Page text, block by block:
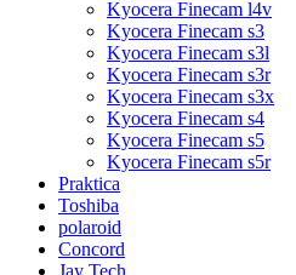
Kyocera Finecam l4v
Kyocera Finecam s3
Kyocera Finecam s3l
Kyocera Finecam s3r
Kyocera Finecam s3x
Kyocera Finecam s4
Kyocera Finecam s5
Kyocera Finecam s5r
Praktica
Toshiba
polaroid
Concord
Jay Tech